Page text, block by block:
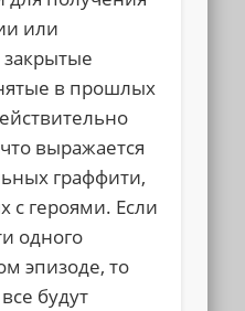
или
в прошлых
выражается
граффити,
с героями. Если
одного
эпизоде, то
будут